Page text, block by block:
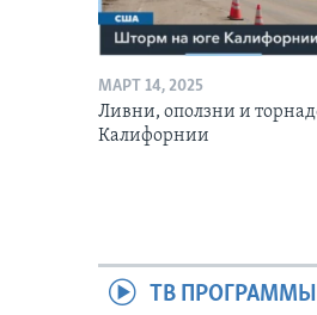
МАРТ 14, 2025
Ливни, оползни и
Калифорнии
ТВ ПРОГРАММЫ